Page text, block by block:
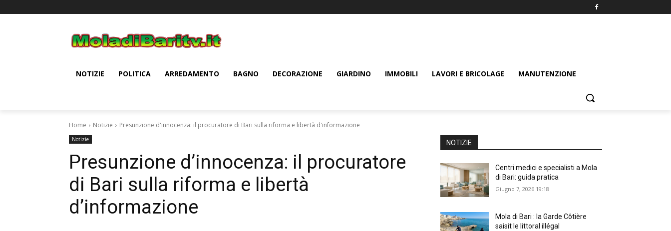
NOTIZIE POLITICA ARREDAMENTO BAGNO DECORAZIONE GIARDINO IMMOBILI LAVORI E BRICOLAGE MANUTENZIONE
Home Notizie Presunzione d'innocenza: il procuratore di Bari sulla riforma e libertà d'informazione
Notizie
Presunzione d’innocenza: il procuratore
di Bari sulla riforma e libertà
d’informazione
NOTIZIE
Centri medici e specialisti a Mola
di Bari: guida pratica
Giugno 7, 2026 19:18
Mola di Bari : la Garde Côtière
saisit le littoral illégal